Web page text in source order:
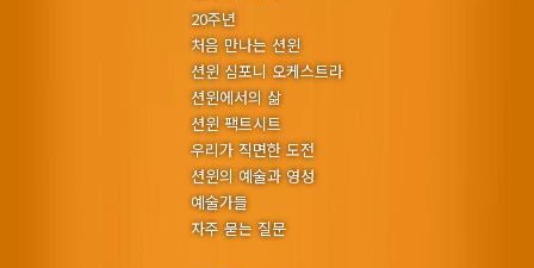
20주년
처음 만나는 션윈
션윈 심포니 오케스트라
션윈에서의 삶
션윈 팩트시트
우리가 직면한 도전
션윈의 예술과 영성
예술가들
자주 묻는 질문